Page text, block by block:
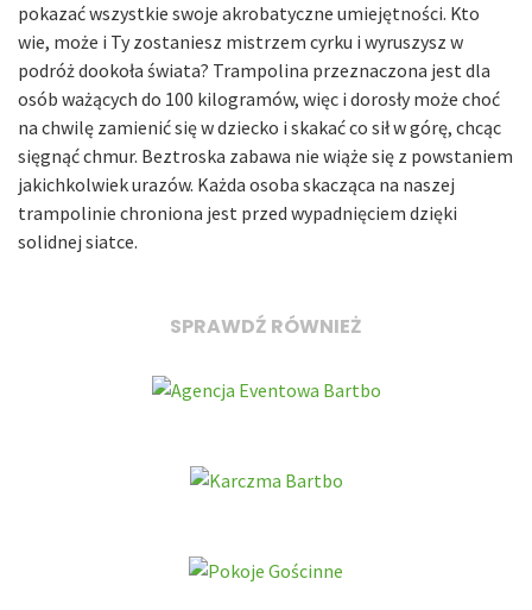
pokazać wszystkie swoje akrobatyczne umiejętności. Kto
wie, może i Ty zostaniesz mistrzem cyrku i wyruszysz w
podróż dookoła świata? Trampolina przeznaczona jest dla
osób ważących do 100 kilogramów, więc i dorosły może choć
na chwilę zamienić się w dziecko i skakać co sił w górę, chcąc
sięgnąć chmur. Beztroska zabawa nie wiąże się z powstaniem
jakichkolwiek urazów. Każda osoba skacząca na naszej
trampolinie chroniona jest przed wypadnięciem dzięki
solidnej siatce.
SPRAWDŹ RÓWNIEŻ